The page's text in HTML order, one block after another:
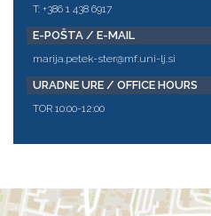
T: +386 1 438 6917
E-POŠTA / E-MAIL
marija.petek-ster@mf.uni-lj.si
URADNE URE / OFFICE HOURS
TOR 10:00-12:00